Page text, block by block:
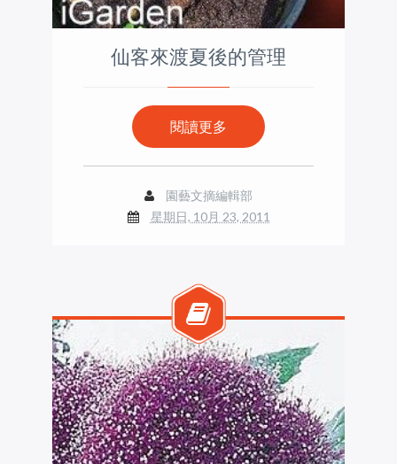
仙客來渡夏後的管理
閱讀更多
園藝文摘編輯部
星期日, 10月 23, 2011